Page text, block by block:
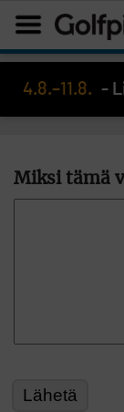
4.8.–11.8. -
Miksi tämä